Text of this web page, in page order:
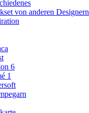
von anderen Designern
6
1